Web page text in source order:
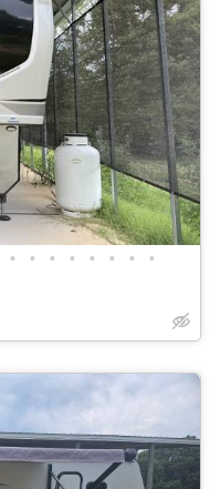
• • • • • • • •